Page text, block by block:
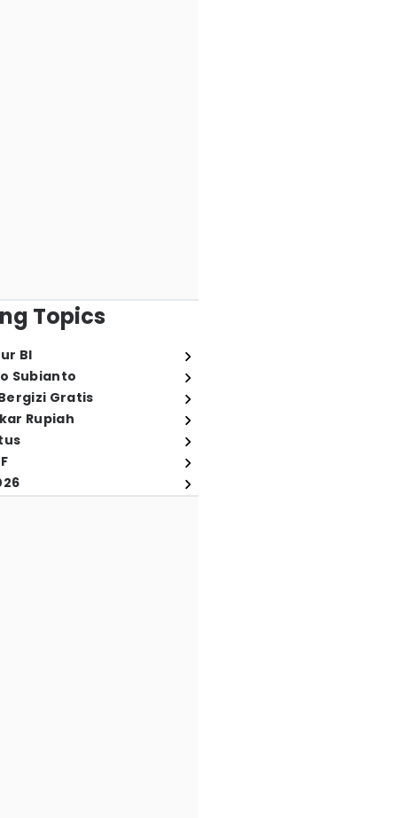
Topics
BI
Subianto
Gratis
Rupiah